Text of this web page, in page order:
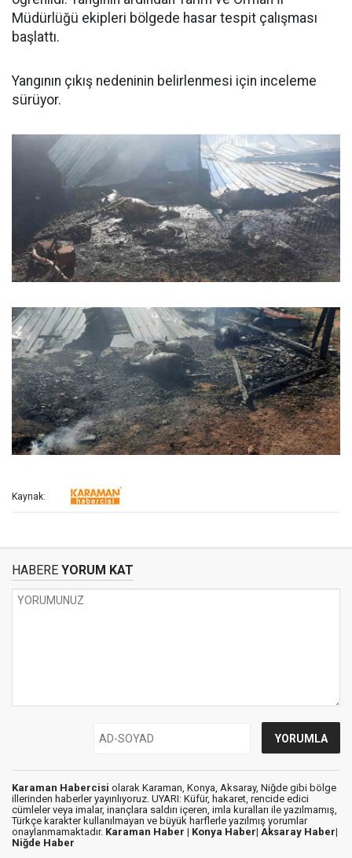
Müdürlüğü ekipleri bölgede hasar tespit çalışması
başlattı.
Yangının çıkış nedeninin belirlenmesi için inceleme
sürüyor.
Kaynak:
HABERE YORUM KAT
Karaman Habercisi olarak Karaman, Konya, Aksaray, Niğde gibi bölge
illerinden haberler yayınlıyoruz. UYARI: Küfür, hakaret, rencide edici
cümleler veya imalar, inançlara saldırı içeren, imla kuralları ile yazılmamış,
Türkçe karakter kullanılmayan ve büyük harflerle yazılmış yorumlar
onaylanmamaktadır. Karaman Haber | Konya Haber| Aksaray Haber|
Niğde Haber